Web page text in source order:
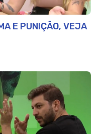
E PUNIÇÃO, VEJA